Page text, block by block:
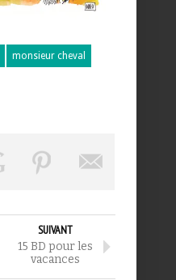
monsieur cheval
SUIVANT
15 BD pour les
vacances